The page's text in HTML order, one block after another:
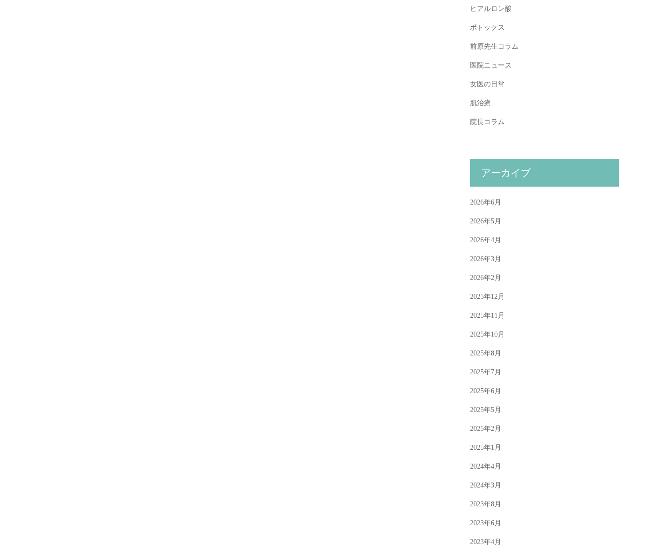
ヒアルロン酸
ボトックス
前原先生コラム
医院ニュース
女医の日常
肌治療
院長コラム
アーカイブ
2026年6月
2026年5月
2026年4月
2026年3月
2026年2月
2025年12月
2025年11月
2025年10月
2025年8月
2025年7月
2025年6月
2025年5月
2025年2月
2025年1月
2024年4月
2024年3月
2023年8月
2023年6月
2023年4月